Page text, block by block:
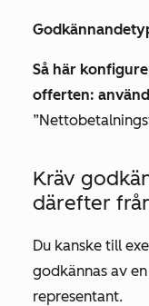
Så här
offerten: använd
Kräv
därefter
Du kanske till
godkännas av
representant.